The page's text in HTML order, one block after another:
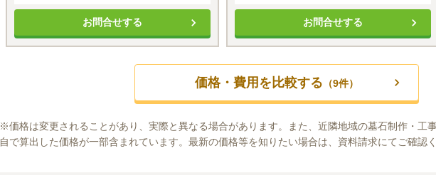
お問合せする お問合せする
価格・費用を比較する （9件）
※価格は変更されることがあり、実際と異なる場合があります。また、近隣地域の墓石制作・工
自で算出した価格が一部含まれています。最新の価格等を知りたい場合は、資料請求にてご確認